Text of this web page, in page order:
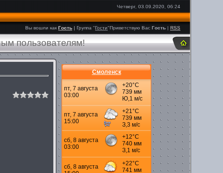
Четверг, 03.09.2020, 06:24
Вы вошли как Гость|Группа"Гости"Приветствую Вас Гость |RSS
пользователям!
Смоленск